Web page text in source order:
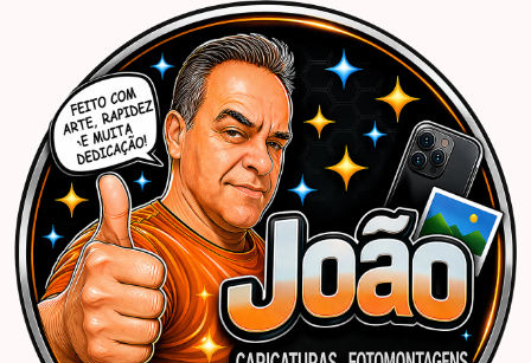
Caricaturas Personalizadas | João Caricaturas Namorados
Divertidas com exageros
" Preço por pessoa" Caricatura rosto digital engraçada com distorção de
rosto narigão, caricata, satírica, divertida, destacando defeito, humorada,
parecida, profissional